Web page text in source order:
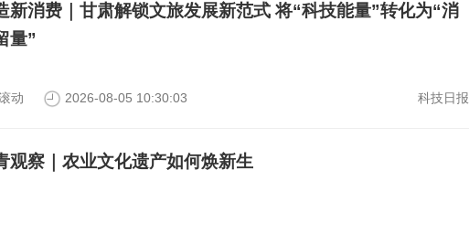
新消费｜甘肃解锁文旅发展新范式 将“科技能量”转化为“消
量”
动 2026-08-05 10:30:03 科技日报
观察｜农业文化遗产如何焕新生